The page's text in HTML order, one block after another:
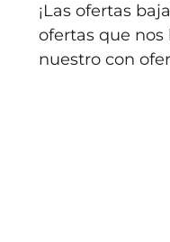
¡Las ofertas
ofertas que nos
nuestro con